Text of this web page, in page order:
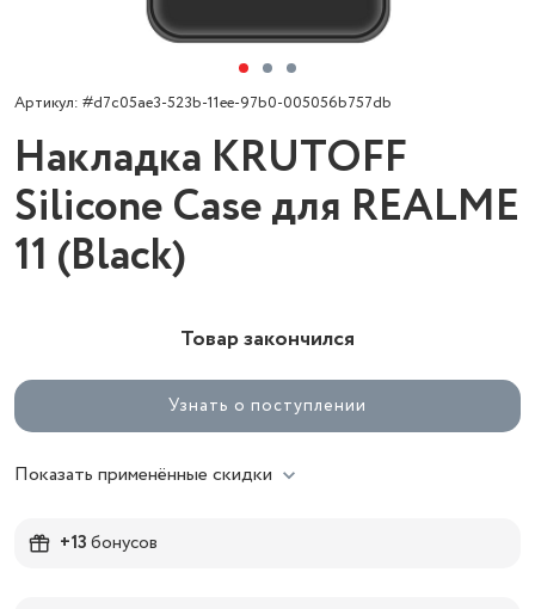
Артикул: #d7c05ae3-523b-11ee-97b0-005056b757db
Накладка KRUTOFF
Silicone Case для REALME
11 (Black)
Товар закончился
Узнать о поступлении
Показать применённые скидки
+13бонусов